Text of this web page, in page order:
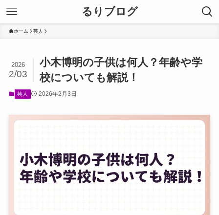
るりブログ
ホーム 芸人
小木博明の子供は何人？年齢や学
校についても解説！
2026
2/03
芸人 2026年2月3日